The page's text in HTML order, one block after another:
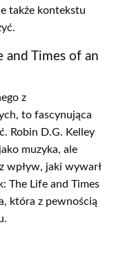
także kontekstu
and Times of an
z
to fascynująca
Robin D.G. Kelley
muzyka, ale
wpływ, jaki wywarł
The Life and Times
która z pewnością